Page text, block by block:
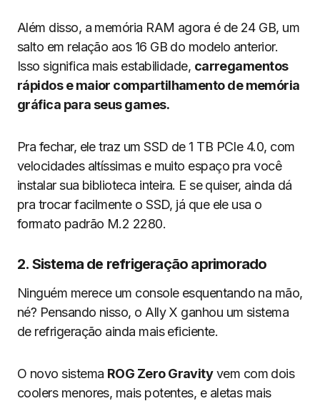
Além disso, a memória RAM agora é de 24 GB, um
salto em relação aos 16 GB do modelo anterior.
Isso significa mais estabilidade, carregamentos
rápidos e maior compartilhamento de memória
gráfica para seus games.
Pra fechar, ele traz um SSD de 1 TB PCIe 4.0, com
velocidades altíssimas e muito espaço pra você
instalar sua biblioteca inteira. E se quiser, ainda dá
pra trocar facilmente o SSD, já que ele usa o
formato padrão M.2 2280.
2. Sistema de refrigeração aprimorado
Ninguém merece um console esquentando na mão,
né? Pensando nisso, o Ally X ganhou um sistema
de refrigeração ainda mais eficiente.
O novo sistema ROG Zero Gravityvem com dois
coolers menores, mais potentes, e aletas mais